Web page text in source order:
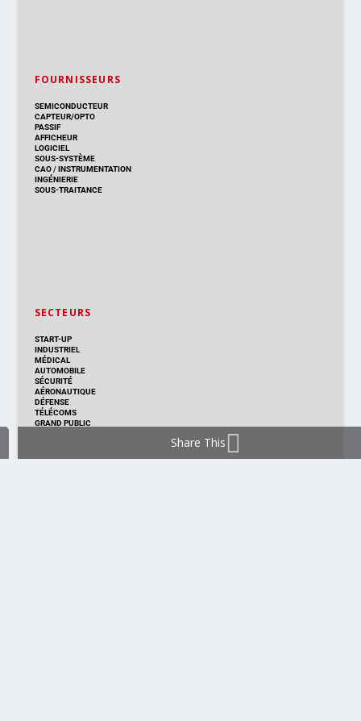
FOURNISSEURS
SEMICONDUCTEUR
CAPTEUR/OPTO
PASSIF
AFFICHEUR
LOGICIEL
SOUS-SYSTÈME
CAO/INSTRUMENTATION
INGÉNIERIE
SOUS-TRAITANCE
SECTEURS
START-UP
INDUSTRIEL
MÉDICAL
AUTOMOBILE
SÉCURITÉ
AÉRONAUTIQUE
DÉFENSE
TÉLÉCOMS
GRAND PUBLIC
Share This